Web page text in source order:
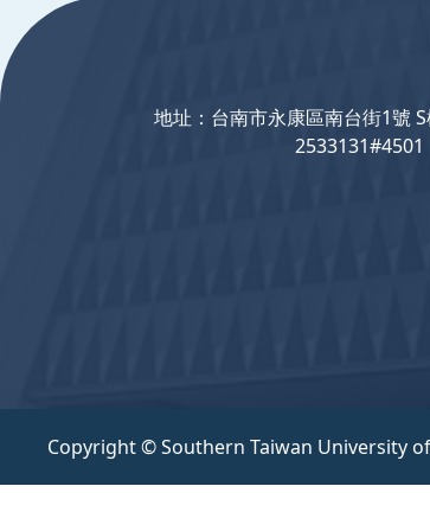
地址：台南市永康區南台街1號
2533131#4501
Copyright © Southern Taiwan University of